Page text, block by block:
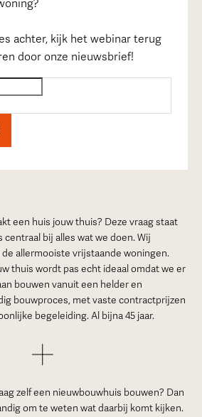
achter, kijk het webinar terug
door onze nieuwsbrief!
een huis jouw thuis? Deze vraag staat
centraal bij alles wat we doen. Wij
de allermooiste vrijstaande woningen.
thuis wordt pas echt ideaal omdat we er
bouwen vanuit een helder en
bouwproces, met vaste contractprijzen
begeleiding. Al bijna 45 jaar.
zelf een nieuwbouwhuis bouwen? Dan
om te weten wat daarbij komt kijken.